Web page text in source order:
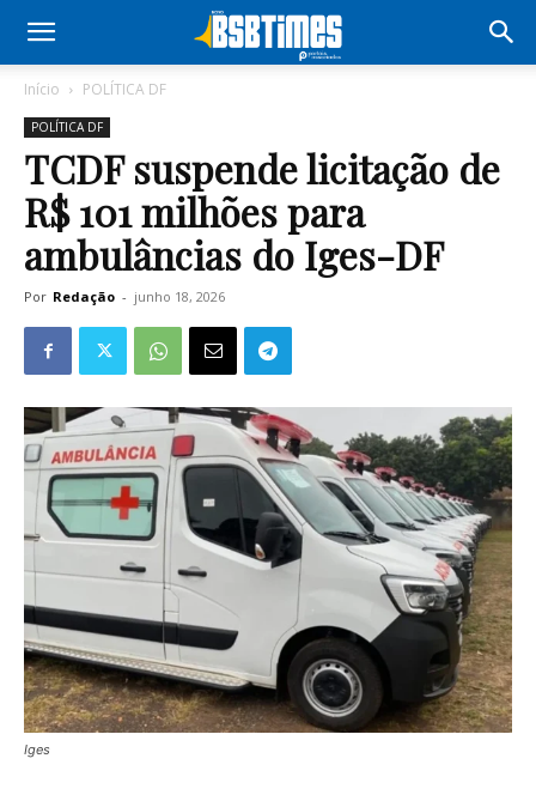
Início POLÍTICA DF
POLÍTICA DF
TCDF suspende licitação de
R$ 101 milhões para
ambulâncias do Iges-DF
Por Redação - junho 18, 2026
Iges